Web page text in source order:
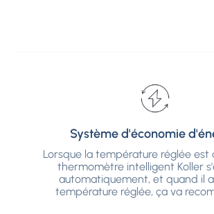
Système d'économie
Lorsque la température réglée est
thermomètre intelligent Koller
automatiquement, et quand il
température réglée, ça va
Lorsque la température réglée est
thermomètre intelligent Koller
automatiquement, et quand il
température réglée, ça va